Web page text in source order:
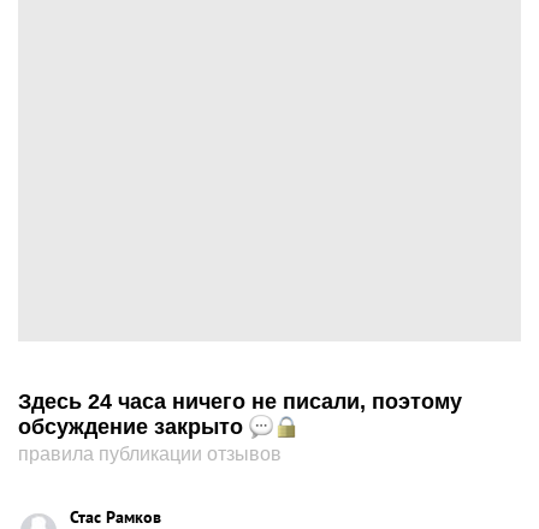
Здесь 24 часа ничего не писали, поэтому
обсуждение закрыто
правила публикации отзывов
Стас Рамков